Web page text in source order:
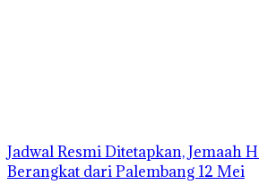
Jadwal Resmi Ditetapkan, Jemaah
Berangkat dari Palembang 12 Mei